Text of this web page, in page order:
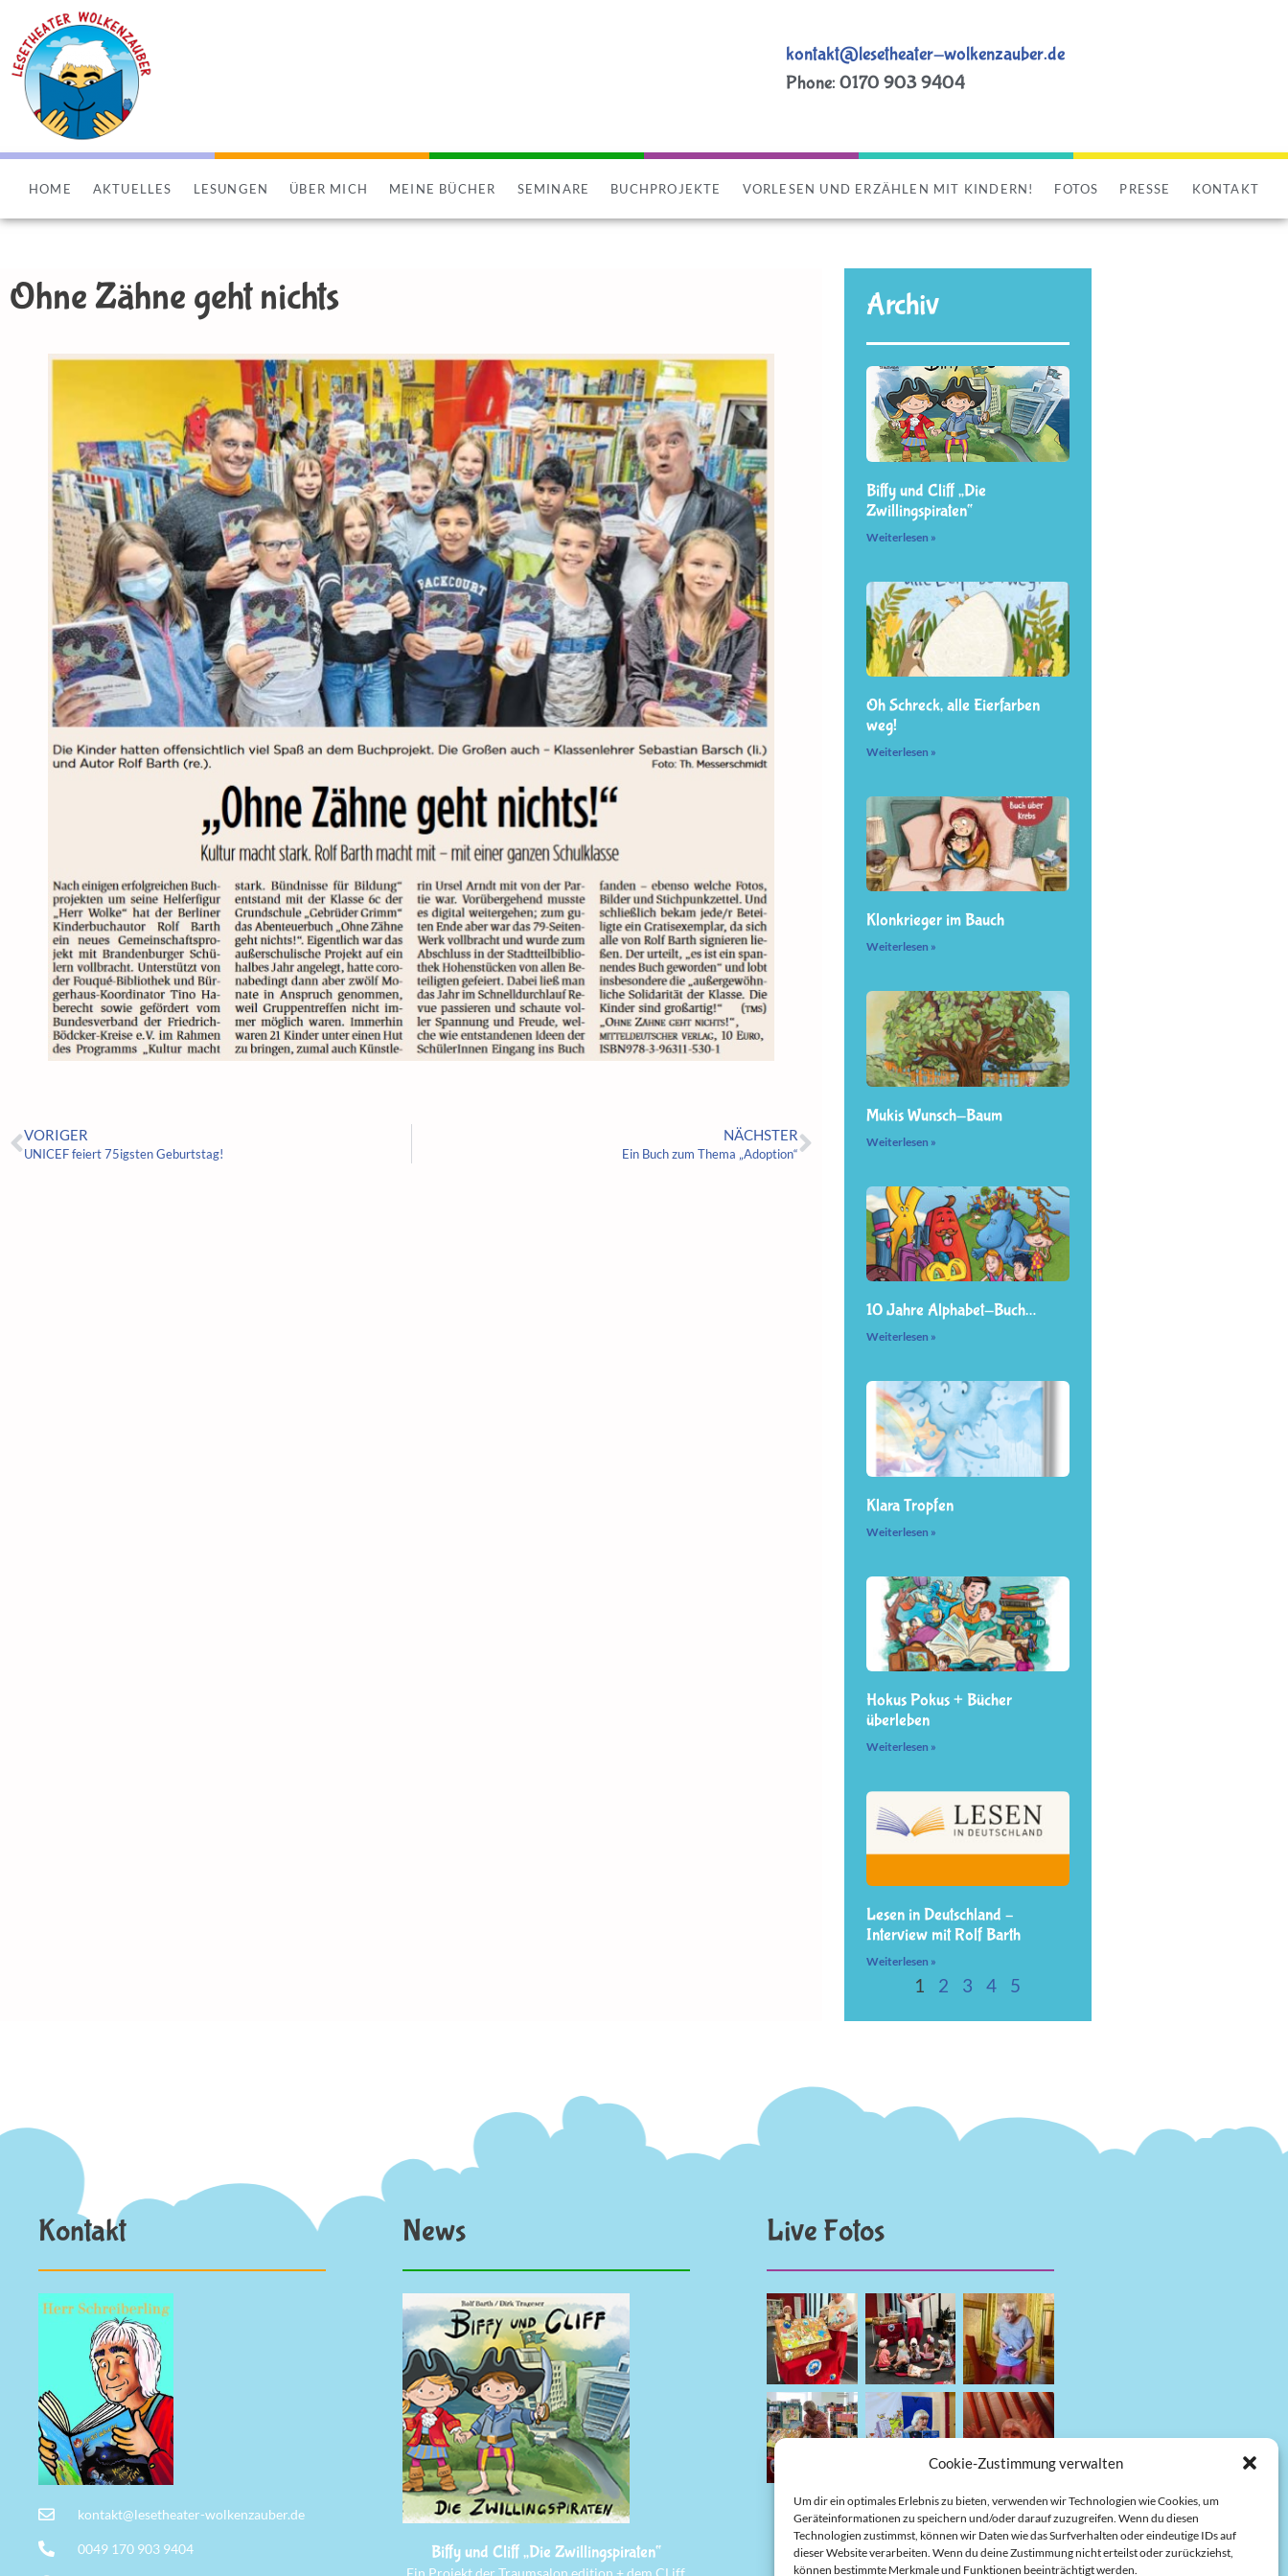
Cookie-Zustimmung verwalten
Um dir ein optimales Erlebnis zu bieten, verwenden wir Technologien wie Cookies, um
Geräteinformationen zu speichern und/oder darauf zuzugreifen. Wenn du diesen
Technologien zustimmst, können wir Daten wie das Surfverhalten oder eindeutige IDs auf
dieser Website verarbeiten. Wenn du deine Zustimmung nicht erteilst oder zurückziehst,
können bestimmte Merkmale und Funktionen beeinträchtigt werden.
kontakt@lesetheater-wolkenzauber.de
Phone: 0170 903 9404
HOME AKTUELLES LESUNGEN ÜBER MICH MEINE BÜCHER SEMINARE BUCHPROJEKTE VORLESEN UND ERZÄHLEN MIT KINDERN! FOTOS PRESSE KONTAKT
Ohne Zähne geht nichts
VORIGER
UNICEF feiert 75igsten Geburtstag!
NÄCHSTER
Ein Buch zum Thema „Adoption“
Archiv
Biffy und Cliff „Die
Zwillingspiraten“
Weiterlesen »
Oh Schreck, alle Eierfarben
weg!
Weiterlesen »
Klonkrieger im Bauch
Weiterlesen »
Mukis Wunsch-Baum
Weiterlesen »
10 Jahre Alphabet-Buch…
Weiterlesen »
Klara Tropfen
Weiterlesen »
Hokus Pokus + Bücher
überleben
Weiterlesen »
Lesen in Deutschland –
Interview mit Rolf Barth
Weiterlesen »
1 2 3 4 5
Kontakt
kontakt@lesetheater-wolkenzauber.de
0049 170 903 9404
News
Biffy und Cliff „Die Zwillingspiraten“
Ein Projekt der Traumsalon edition + dem CLiff
Live Fotos